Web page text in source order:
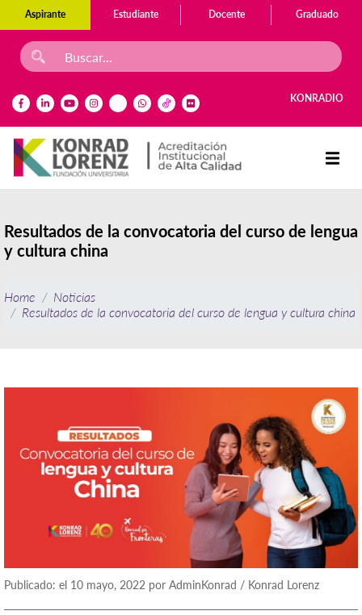
Aspirante Estudiante Docente Graduado
KONRADIO
Resultados de la convocatoria del curso de lengua
y cultura china
Home
Noticias
Resultados de la convocatoria del curso de lengua y cultura china
Publicado: el 10 mayo, 2022 por AdminKonrad / Konrad Lorenz